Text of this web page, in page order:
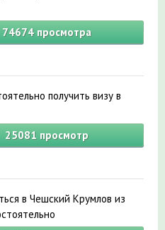
74674просмотра
получить визу в
25081 просмотр
в Чешский Крумлов из